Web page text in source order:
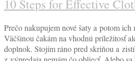
10 Steps for Effective
Prečo nakupujem nové šaty a potom ich
Väčšinou čakám na vhodnú príležitosť
doplnok. Stojím ráno pred skriňou a